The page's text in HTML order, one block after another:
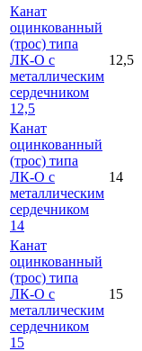
Канат
оцинкованный
(трос) типа
ЛК-О с
металлическим
сердечником
12,5
12,5
Канат
оцинкованный
(трос) типа
ЛК-О с
металлическим
сердечником
14
14
Канат
оцинкованный
(трос) типа
ЛК-О с
металлическим
сердечником
15
15